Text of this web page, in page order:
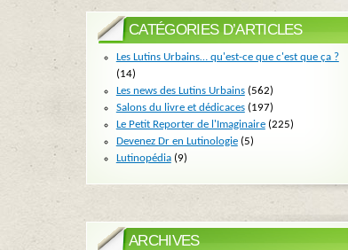
CATÉGORIES D’ARTICLES
Les Lutins Urbains… qu'est-ce que c'est que ça ?
(14)
Les news des Lutins Urbains(562)
Salons du livre et dédicaces(197)
Le Petit Reporter de l'Imaginaire(225)
Devenez Dr en Lutinologie(5)
Lutinopédia(9)
ARCHIVES